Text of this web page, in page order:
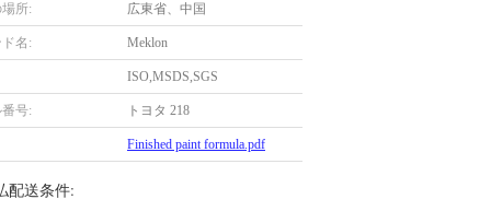
所: 広東省、中国
名: Meklon
ISO,MSDS,SGS
号: トヨタ 218
Finished paint formula.pdf
配送条件: